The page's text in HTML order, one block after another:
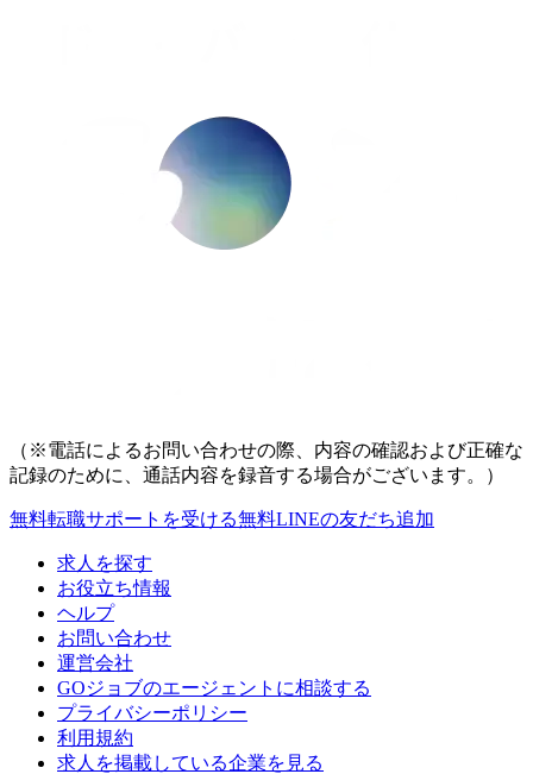
（※電話によるお問い合わせの際、内容の確認および正確な
記録のために、通話内容を録音する場合がございます。）
無料転職サポートを受ける無料LINEの友だち追加
求人を探す
お役立ち情報
ヘルプ
お問い合わせ
運営会社
GOジョブのエージェントに相談する
プライバシーポリシー
利用規約
求人を掲載している企業を見る